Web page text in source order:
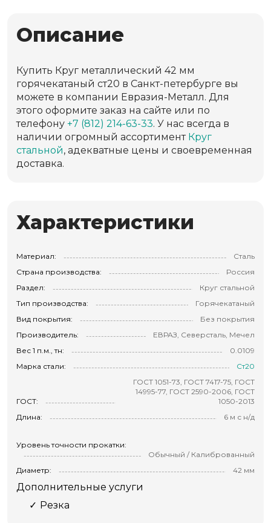
Описание
Купить Круг металлический 42 мм
горячекатаный ст20 в Санкт-петербурге вы
можете в компании Евразия-Металл. Для
этого оформите заказ на сайте или по
телефону +7 (812) 214-63-33. У нас всегда в
наличии огромный ассортимент Круг
стальной, адекватные цены и своевременная
доставка.
Характеристики
Материал:
Сталь
Страна производства:
Россия
Раздел:
Круг стальной
Тип производства:
Горячекатаный
Вид покрытия:
Без покрытия
Производитель:
ЕВРАЗ, Северсталь, Мечел
Вес 1 п.м., тн:
0.0109
Марка стали:
Ст20
ГОСТ:
ГОСТ 1051-73, ГОСТ 7417-75, ГОСТ
14995-77, ГОСТ 2590-2006, ГОСТ
1050-2013
Длина:
6 м с н/д
Уровень точности прокатки:
Обычный / Калиброванный
Диаметр:
42 мм
Дополнительные услуги
Резка